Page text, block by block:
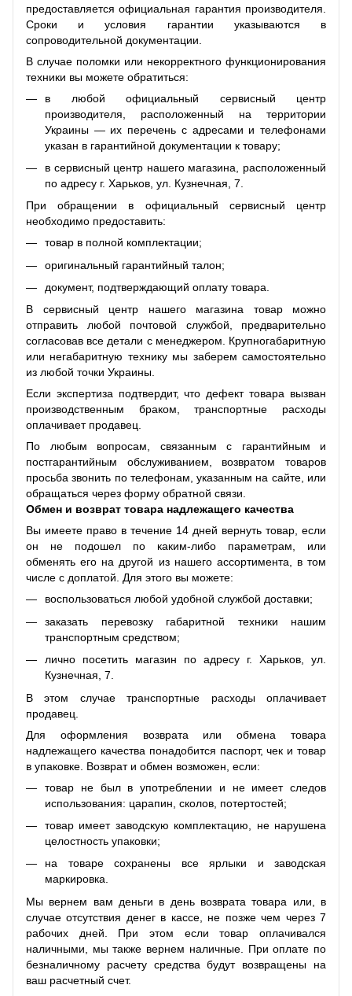
предоставляется официальная гарантия производителя.
Сроки и условия гарантии указываются в
сопроводительной документации.
В случае поломки или некорректного функционирования
техники вы можете обратиться:
в любой официальный сервисный центр
производителя, расположенный на территории
Украины — их перечень с адресами и телефонами
указан в гарантийной документации к товару;
в сервисный центр нашего магазина, расположенный
по адресу г. Харьков, ул. Кузнечная, 7.
При обращении в официальный сервисный центр
необходимо предоставить:
товар в полной комплектации;
оригинальный гарантийный талон;
документ, подтверждающий оплату товара.
В сервисный центр нашего магазина товар можно
отправить любой почтовой службой, предварительно
согласовав все детали с менеджером. Крупногабаритную
или негабаритную технику мы заберем самостоятельно
из любой точки Украины.
Если экспертиза подтвердит, что дефект товара вызван
производственным браком, транспортные расходы
оплачивает продавец.
По любым вопросам, связанным с гарантийным и
постгарантийным обслуживанием, возвратом товаров
просьба звонить по телефонам, указанным на сайте, или
обращаться через форму обратной связи.
Обмен и возврат товара надлежащего качества
Вы имеете право в течение 14 дней вернуть товар, если
он не подошел по каким-либо параметрам, или
обменять его на другой из нашего ассортимента, в том
числе с доплатой. Для этого вы можете:
воспользоваться любой удобной службой доставки;
заказать перевозку габаритной техники нашим
транспортным средством;
лично посетить магазин по адресу г. Харьков, ул.
Кузнечная, 7.
В этом случае транспортные расходы оплачивает
продавец.
Для оформления возврата или обмена товара
надлежащего качества понадобится паспорт, чек и товар
в упаковке. Возврат и обмен возможен, если:
товар не был в употреблении и не имеет следов
использования: царапин, сколов, потертостей;
товар имеет заводскую комплектацию, не нарушена
целостность упаковки;
на товаре сохранены все ярлыки и заводская
маркировка.
Мы вернем вам деньги в день возврата товара или, в
случае отсутствия денег в кассе, не позже чем через 7
рабочих дней. При этом если товар оплачивался
наличными, мы также вернем наличные. При оплате по
безналичному расчету средства будут возвращены на
ваш расчетный счет.